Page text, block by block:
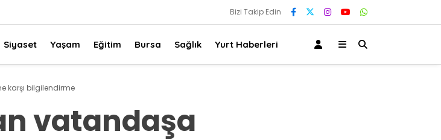
Bizi Takip Edin
Siyaset Yaşam Eğitim Bursa Sağlık Yurt Haberleri
karşı bilgilendirme
vatandaşa